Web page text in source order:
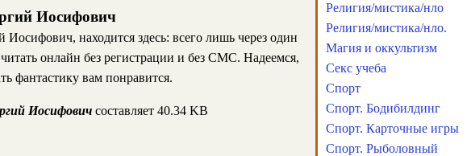
Иосифович
находится здесь: всего лишь через один
онлайн без регистрации и без СМС. Надеемся,
фантастику вам понравится.
Иосифович составляет 40.34 KB
Религия/мистика/нло
Религия/мистика/нло.
Магия и оккультизм
Секс учеба
Спорт
Спорт. Бодибилдинг
Спорт. Карточные игры
Спорт. Рыболовный